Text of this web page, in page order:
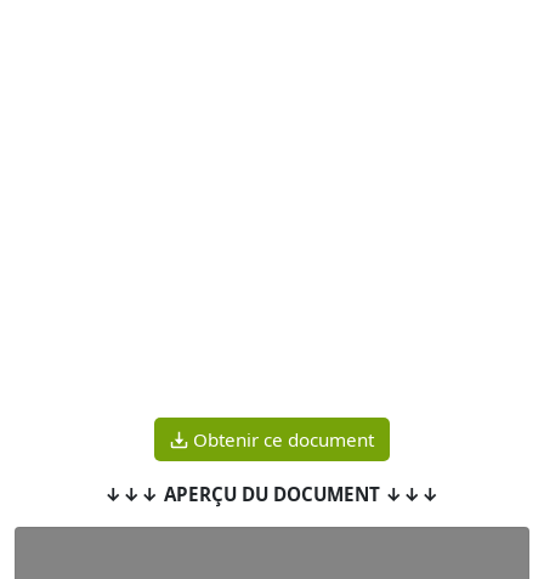
Obtenir ce document
↓↓↓ APERÇU DU DOCUMENT ↓↓↓